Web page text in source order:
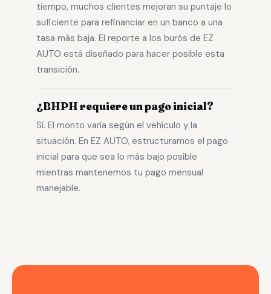
tiempo, muchos clientes mejoran su puntaje lo
suficiente para refinanciar en un banco a una
tasa más baja. El reporte a los burós de EZ
AUTO está diseñado para hacer posible esta
transición.
¿BHPH requiere un pago inicial?
Sí. El monto varía según el vehículo y la
situación. En EZ AUTO, estructuramos el pago
inicial para que sea lo más bajo posible
mientras mantenemos tu pago mensual
manejable.